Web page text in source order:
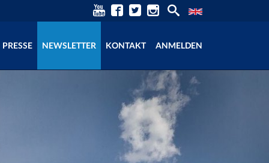
PRESSE NEWSLETTER KONTAKT ANMELDEN